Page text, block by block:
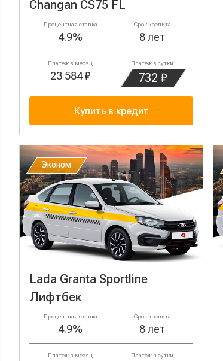
Changan CS75 FL
Процентная ставка
4.9%
Срок кредита
8 лет
Платеж в месяц
23 584 ₽
Платеж в сутки
732 ₽
Купить в кредит
Эконом
Эконом
Lada Granta Sportline
Лифтбек
Процентная ставка
4.9%
Срок кредита
8 лет
Платеж в месяц Платеж в сутки